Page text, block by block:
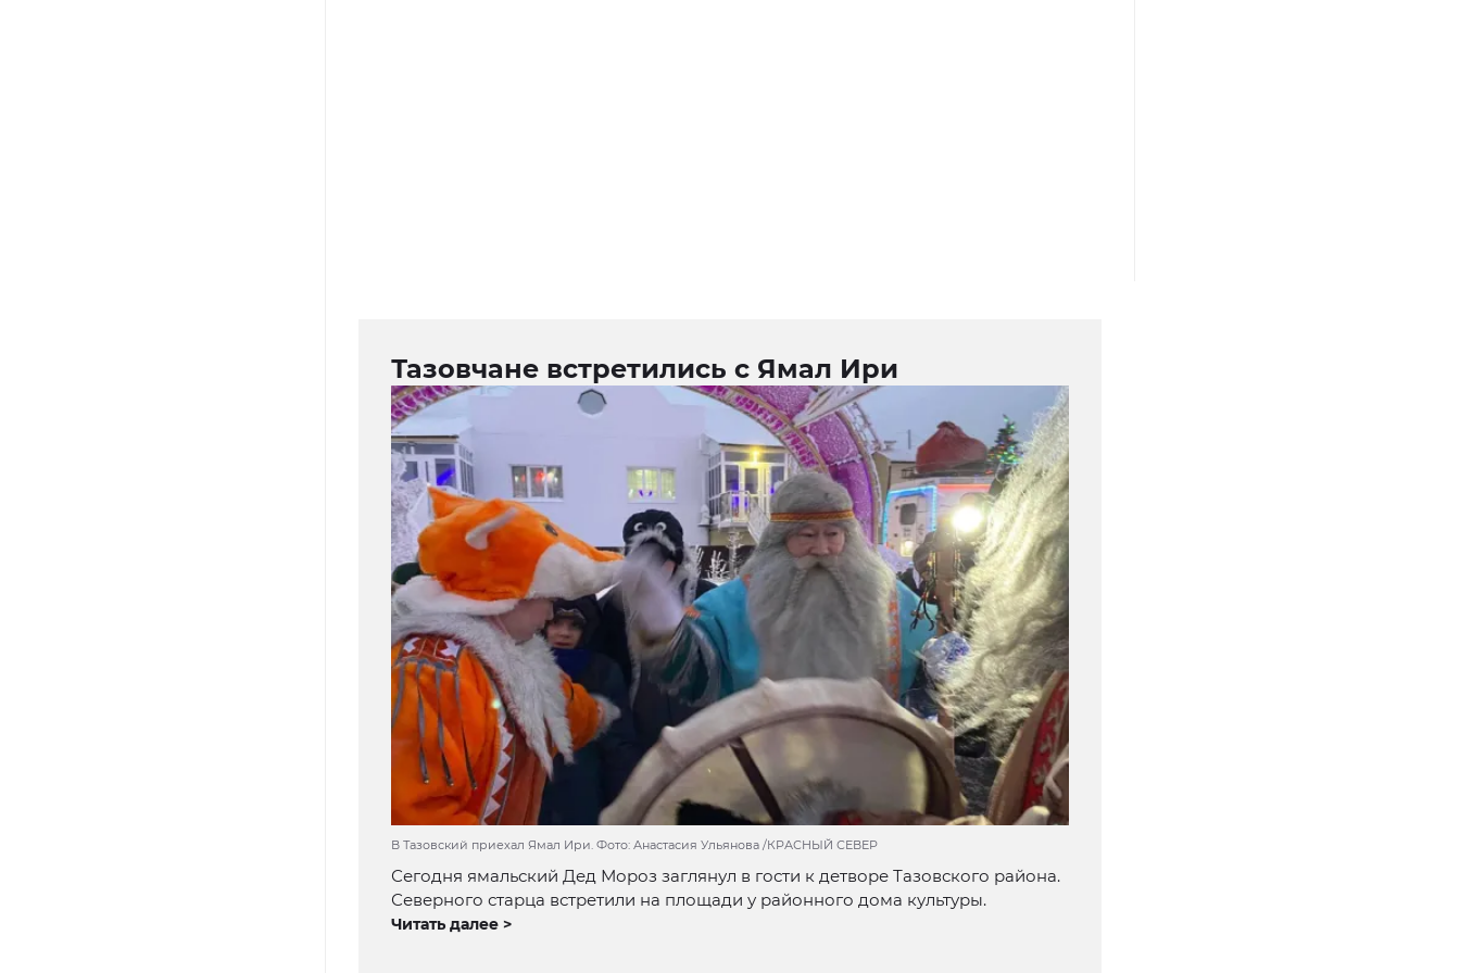
Тазовчане встретились с Ямал Ири
В Тазовский приехал Ямал Ири. Фото: Анастасия Ульянова /КРАСНЫЙ СЕВЕР
Сегодня ямальский Дед Мороз заглянул в гости к детворе Тазовского района.
Северного старца встретили на площади у районного дома культуры.
Читать далее >